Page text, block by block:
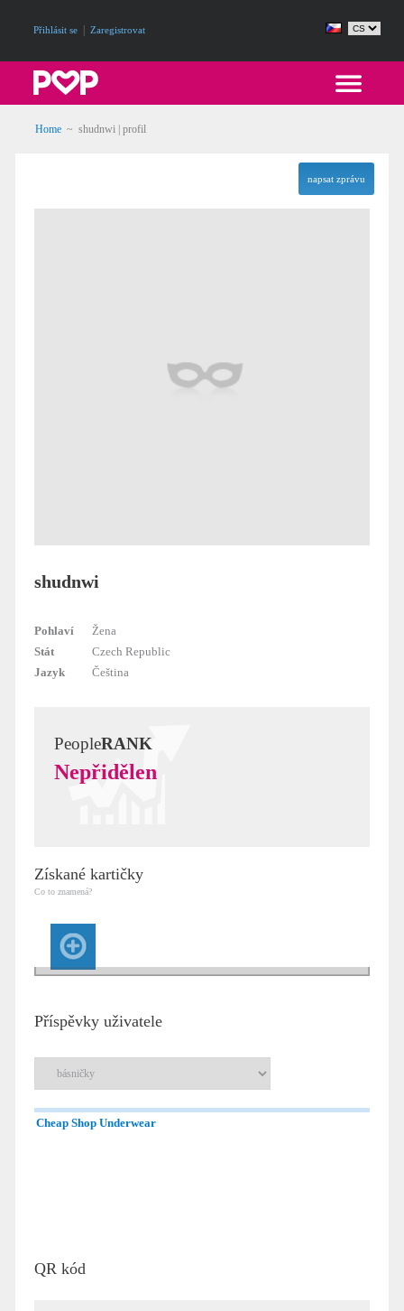
Přihlásit se Zaregistrovat
Home ~ shudnwi | profil
napsat zprávu
shudnwi
Pohlaví
Žena
Stát
Czech Republic
Jazyk
Čeština
PeopleRANK
Nepřidělen
Získané kartičky
Co to znamená?
Příspěvky uživatele
Cheap Shop Underwear
QR kód